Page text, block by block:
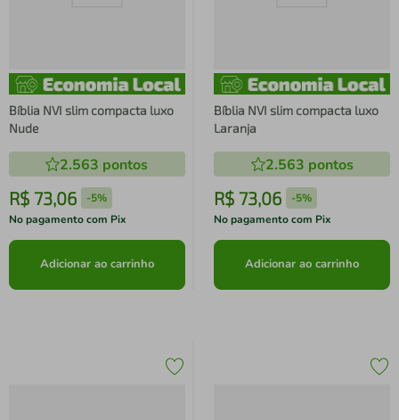
Bíblia NVI slim compacta luxo
Nude
2.563 pontos
R$ 73,06 -5%
No pagamento com Pix
Adicionar ao carrinho
Bíblia NVI slim compacta luxo
Laranja
2.563 pontos
R$ 73,06 -5%
No pagamento com Pix
Adicionar ao carrinho